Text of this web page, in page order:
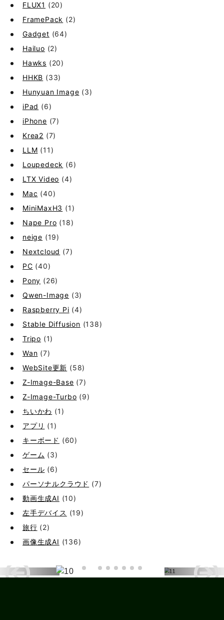
FLUX1 (20)
FramePack (2)
Gadget (64)
Hailuo (2)
Hawks (20)
HHKB (33)
Hunyuan Image (3)
iPad (6)
iPhone (7)
Krea2 (7)
LLM (11)
Loupedeck (6)
LTX Video (4)
Mac (40)
MiniMaxH3 (1)
Nape Pro (18)
neige (19)
Nextcloud (7)
PC (40)
Pony (26)
Qwen-Image (3)
Raspberry Pi (4)
Stable Diffusion (138)
Tripo (1)
Wan (7)
WebSite更新 (58)
Z-Image-Base (7)
Z-Image-Turbo (9)
ちいかわ (1)
アプリ (1)
キーボード (60)
ゲーム (3)
セール (6)
パーソナルクラウド (7)
動画生成AI (10)
左手デバイス (19)
旅行 (2)
画像生成AI (136)